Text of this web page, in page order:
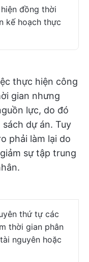
đồng thời
kế hoạch thực
thực hiện công
gian nhưng
lực, do đó
dự án. Tuy
phải làm lại do
sự tập trung
thứ tự các
thời gian phân
nguyên hoặc